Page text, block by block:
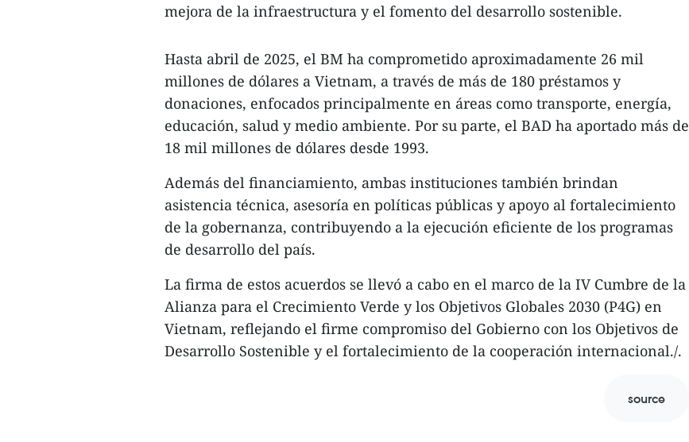
mejora de la infraestructura y el fomento del desarrollo sostenible.
Hasta abril de 2025, el BM ha comprometido aproximadamente 26 mil
millones de dólares a Vietnam, a través de más de 180 préstamos y
donaciones, enfocados principalmente en áreas como transporte, energía,
educación, salud y medio ambiente. Por su parte, el BAD ha aportado más de
18 mil millones de dólares desde 1993.
Además del financiamiento, ambas instituciones también brindan
asistencia técnica, asesoría en políticas públicas y apoyo al fortalecimiento
de la gobernanza, contribuyendo a la ejecución eficiente de los programas
de desarrollo del país.
La firma de estos acuerdos se llevó a cabo en el marco de la IV Cumbre de la
Alianza para el Crecimiento Verde y los Objetivos Globales 2030 (P4G) en
Vietnam, reflejando el firme compromiso del Gobierno con los Objetivos de
Desarrollo Sostenible y el fortalecimiento de la cooperación internacional./.
source